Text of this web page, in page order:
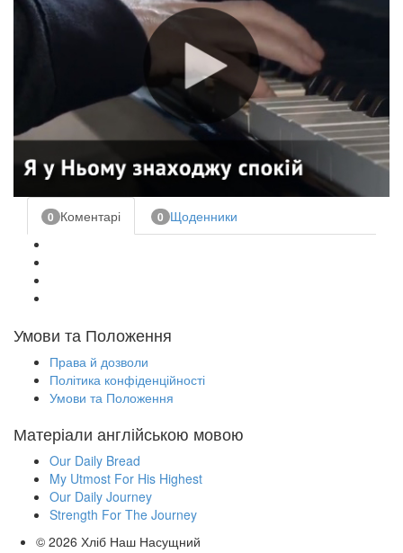
0 Коментарі 0 Щоденники
Умови та Положення
Права й дозволи
Політика конфіденційності
Умови та Положення
Матеріали англійською мовою
Our Daily Bread
My Utmost For His Highest
Our Daily Journey
Strength For The Journey
© 2026 Хліб Наш Насущний